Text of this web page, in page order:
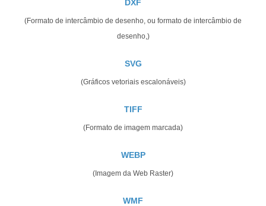
DXF
(Formato de intercâmbio de desenho, ou formato de intercâmbio de
desenho,)
SVG
(Gráficos vetoriais escalonáveis)
TIFF
(Formato de imagem marcada)
WEBP
(Imagem da Web Raster)
WMF